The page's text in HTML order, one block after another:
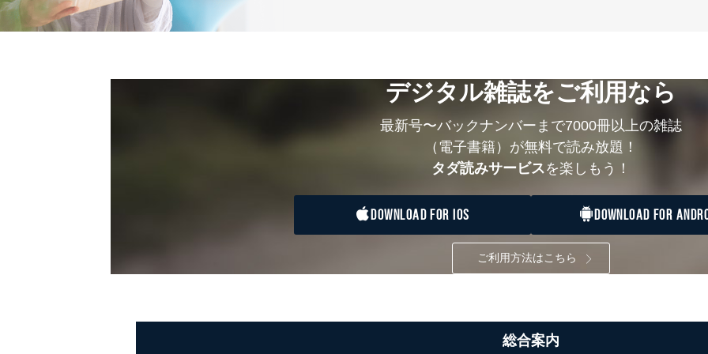
デジタル雑誌をご利用なら
最新号〜バックナンバーまで7000冊以上の雑誌
（電子書籍）が無料で読み放題！
タダ読みサービスを楽しもう！
DOWNLOAD FOR IOS DOWNLOAD FOR
ご利用方法はこちら
総合案内